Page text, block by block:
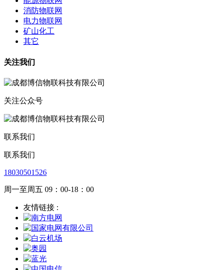
消防物联网
电力物联网
矿山化工
其它
关注我们
关注公众号
联系我们
联系我们
18030501526
周一至周五 09：00-18：00
友情链接 :